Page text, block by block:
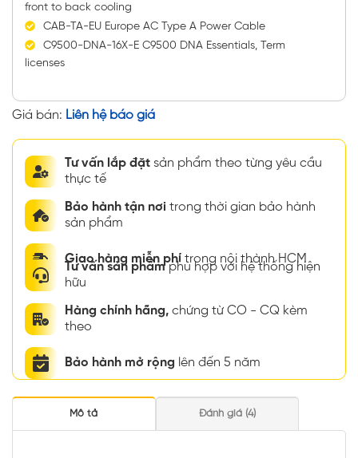
front to back cooling
CAB-TA-EU Europe AC Type A Power Cable
C9500-DNA-16X-E C9500 DNA Essentials, Term
licenses
Giá bán: Liên hệ báo giá
Tư vấn lắp đặt sản phẩm theo từng yêu cầu
thực tế
Bảo hành tận nơi trong thời gian bảo hành
sản phẩm
Giao hàng miễn phí trong nội thành HCM
Tư vấn sản phẩmphù hợp với hệ thống hiện
hữu
Hàng chính hãng, chứng từ CO - CQ kèm
theo
Bảo hành mở rộng lên đến 5 năm
Mô tả Đánh giá (4)